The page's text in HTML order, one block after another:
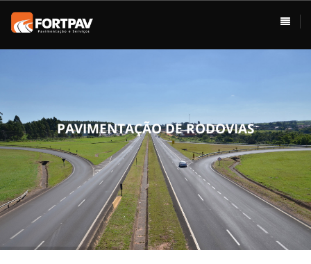
Vias Urbanas
Rodovias
Drenagem
Terraplenagem
PAVIMENTAÇÃODERODOVIAS